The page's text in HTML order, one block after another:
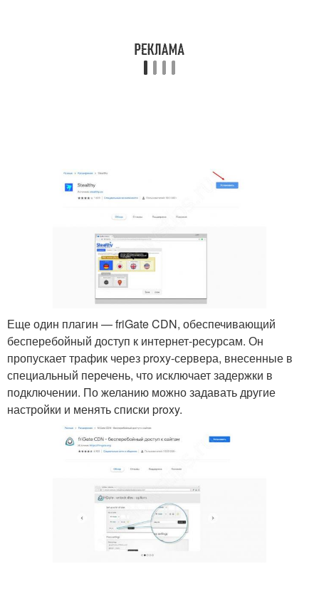
Еще один плагин — friGate CDN, обеспечивающий
бесперебойный доступ к интернет-ресурсам. Он
пропускает трафик через proxy-сервера, внесенные в
специальный перечень, что исключает задержки в
подключении. По желанию можно задавать другие
настройки и менять списки proxy.